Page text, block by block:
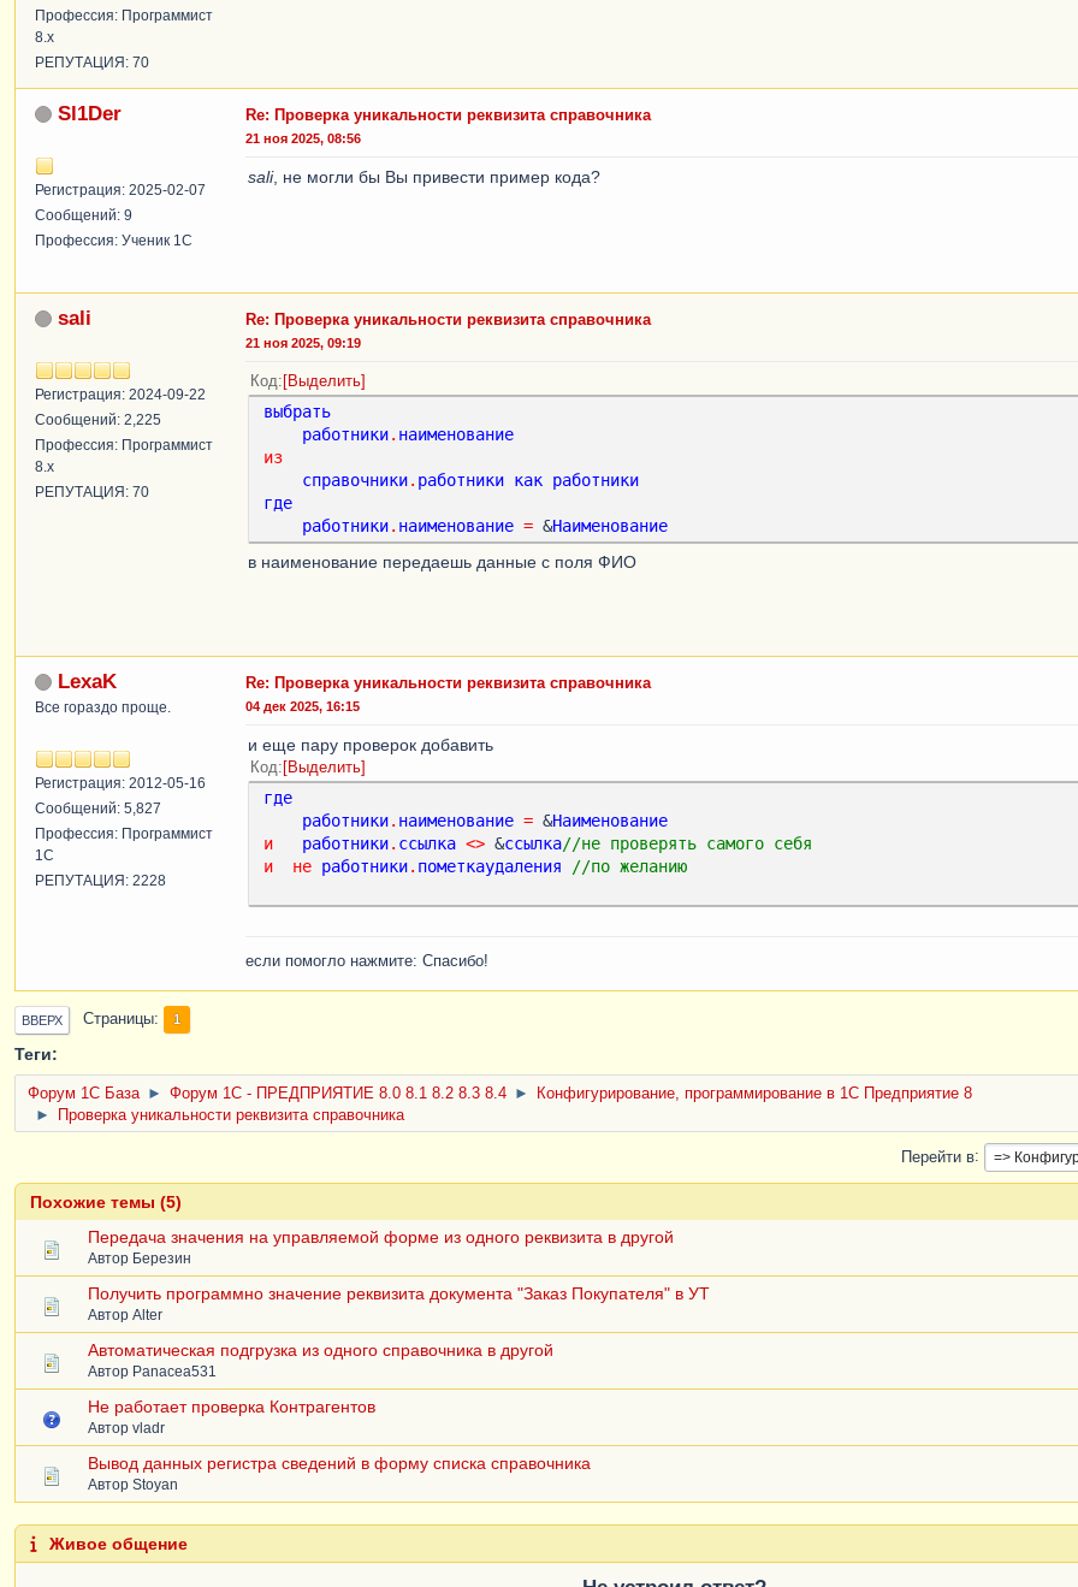
Профессия: Программист
8.x
РЕПУТАЦИЯ: 70
Sl1Der
Регистрация: 2025-02-07
Сообщений: 9
Профессия: Ученик 1С
Re: Проверка уникальности реквизита справочника
21 ноя 2025, 08:56
sali, не могли бы Вы привести пример кода?
sali
Регистрация: 2024-09-22
Сообщений: 2,225
Профессия: Программист
8.x
РЕПУТАЦИЯ: 70
Re: Проверка уникальности реквизита справочника
21 ноя 2025, 09:19
Код Выделить
выбрать
работники. наименование
из
справочники. работники как работники
где
работники. наименование = &Наименование
в наименование передаешь данные с поля ФИО
LexaK
Все гораздо проще.
Регистрация: 2012-05-16
Сообщений: 5,827
Профессия: Программист
1С
РЕПУТАЦИЯ: 2228
Re: Проверка уникальности реквизита справочника
04 дек 2025, 16:15
и еще пару проверок добавить
Код Выделить
где
работники. наименование = &Наименование
и
работники. ссылка <> &ссылка//не проверять самого себя
и
не работники. пометкаудаления //по желанию
если помогло нажмите: Спасибо!
ВВЕРХ Страницы 1
Теги:
Форум 1C База ► Форум 1С - ПРЕДПРИЯТИЕ 8.0 8.1 8.2 8.3 8.4 ►
Конфигурирование, программирование в 1С Предприятие 8
►
Проверка уникальности реквизита справочника
Перейти в
Похожие темы (5)
Передача значения на управляемой форме из одного реквизита в другой
Автор Березин
Получить программно значение реквизита документа "Заказ Покупателя" в УТ
Автор Alter
Автоматическая подгрузка из одного справочника в другой
Автор Panacea531
Не работает проверка Контрагентов
Автор vladr
Вывод данных регистра сведений в форму списка справочника
Автор Stoyan
Живое общение